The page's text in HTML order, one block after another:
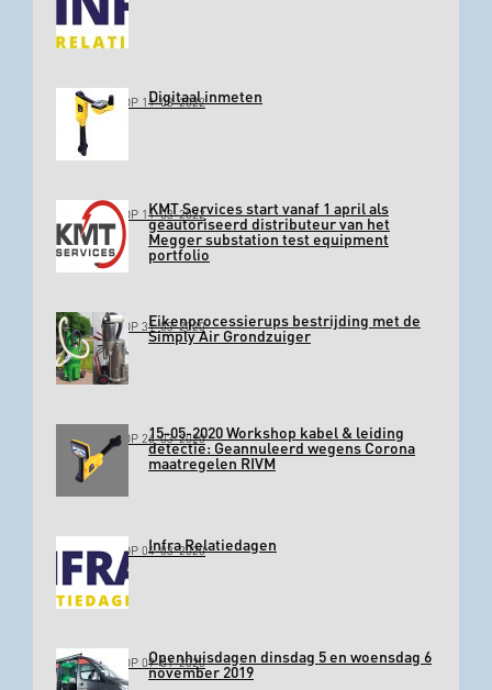
GEPLAATST OP 11-03-2022Digitaal inmeten
GEPLAATST OP 11-03-2022KMT Services start vanaf 1 april als
geautoriseerd distributeur van het
Megger substation test equipment
portfolio
GEPLAATST OP 31-03-2020Eikenprocessierups bestrijding met de
Simply Air Grondzuiger
GEPLAATST OP 26-03-202015-05-2020 Workshop kabel & leiding
detectie: Geannuleerd wegens Corona
maatregelen RIVM
GEPLAATST OP 04-03-2020Infra Relatiedagen
GEPLAATST OP 09-01-2020Openhuisdagen dinsdag 5 en woensdag 6
november 2019